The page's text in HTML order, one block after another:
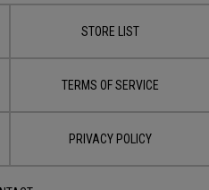
STORE LIST
TERMS OF SERVICE
PRIVACY POLICY